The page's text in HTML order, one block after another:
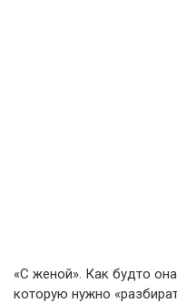
«С женой». Как будто
которую нужно